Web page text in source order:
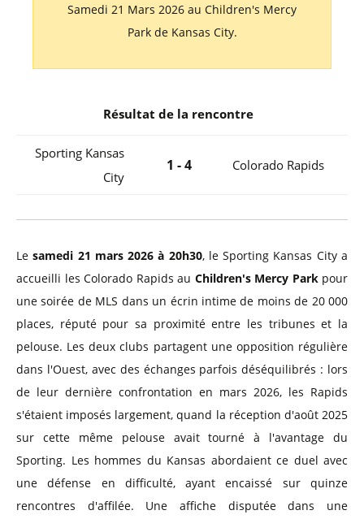
Samedi 21 Mars 2026 au Children's Mercy
Park de Kansas City.
Résultat de la rencontre
Sporting Kansas
City
1 - 4 Colorado Rapids
Lesamedi 21 mars 2026 à 20h30, le Sporting Kansas City a
accueilli les Colorado Rapids au Children's Mercy Parkpour
une soirée de MLS dans un écrin intime de moins de 20 000
places, réputé pour sa proximité entre les tribunes et la
pelouse. Les deux clubs partagent une opposition régulière
dans l'Ouest, avec des échanges parfois déséquilibrés : lors
de leur dernière confrontation en mars 2026, les Rapids
s'étaient imposés largement, quand la réception d'août 2025
sur cette même pelouse avait tourné à l'avantage du
Sporting. Les hommes du Kansas abordaient ce duel avec
une défense en difficulté, ayant encaissé sur quinze
rencontres d'affilée. Une affiche disputée dans une